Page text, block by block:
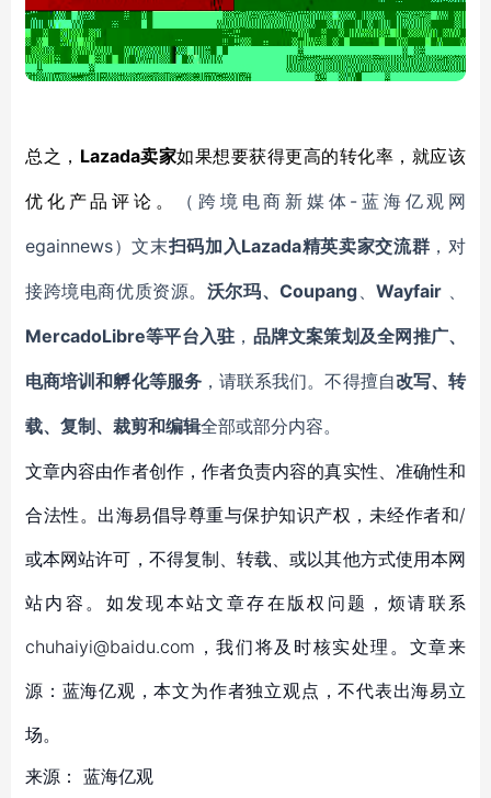
总之， Lazada卖家如果想要获得更高的转化率，就应该
优化产品评论。 （跨境电商新媒体 -蓝海亿观网
egainnews）文末扫码加 入Lazada精英卖家交流群 ，对
接跨境电商优质资源。 沃尔玛、Coupang 、Wayfair
MercadoLibre等平台入驻 ， 品牌文案策划及全网推广、
电商培训和孵化等服务，请联系我们。不得擅自改写、转
载、复制、裁剪和编辑全部或部分内容。
文章内容由作者创作，作者负责内容的真实性、准确性和
合法性。出海易倡导尊重与保护知识产权，未经作者和/
或本网站许可，不得复制、转载、或以其他方式使用本网
站内容。如发现本站文章存在版权问题，烦请联系
chuhaiyi@baidu.com，我们将及时核实处理。文章来
源：蓝海亿观，本文为作者独立观点，不代表出海易立
场。
来源： 蓝海亿观